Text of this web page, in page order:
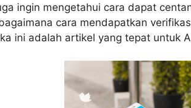
ingin mengetahui cara dapat
cara mendapatkan
ini adalah artikel yang tepat untuk